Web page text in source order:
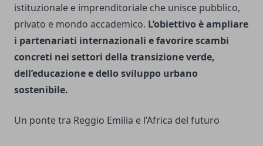
istituzionale e imprenditoriale che unisce pubblico,
privato e mondo accademico. L’obiettivo è ampliare
i partenariati internazionali e favorire scambi
concreti nei settori della transizione verde,
dell’educazione e dello sviluppo urbano
sostenibile.
Un ponte tra Reggio Emilia e l’Africa del futuro